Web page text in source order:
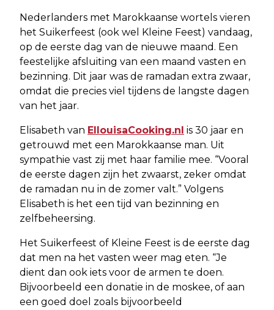
Nederlanders met Marokkaanse wortels vieren
het Suikerfeest (ook wel Kleine Feest) vandaag,
op de eerste dag van de nieuwe maand. Een
feestelijke afsluiting van een maand vasten en
bezinning. Dit jaar was de ramadan extra zwaar,
omdat die precies viel tijdens de langste dagen
van het jaar.
Elisabeth van EllouisaCooking.nl is 30 jaar en
getrouwd met een Marokkaanse man. Uit
sympathie vast zij met haar familie mee. “Vooral
de eerste dagen zijn het zwaarst, zeker omdat
de ramadan nu in de zomer valt.” Volgens
Elisabeth is het een tijd van bezinning en
zelfbeheersing.
Het Suikerfeest of Kleine Feest is de eerste dag
dat men na het vasten weer mag eten. “Je
dient dan ook iets voor de armen te doen.
Bijvoorbeeld een donatie in de moskee, of aan
een goed doel zoals bijvoorbeeld